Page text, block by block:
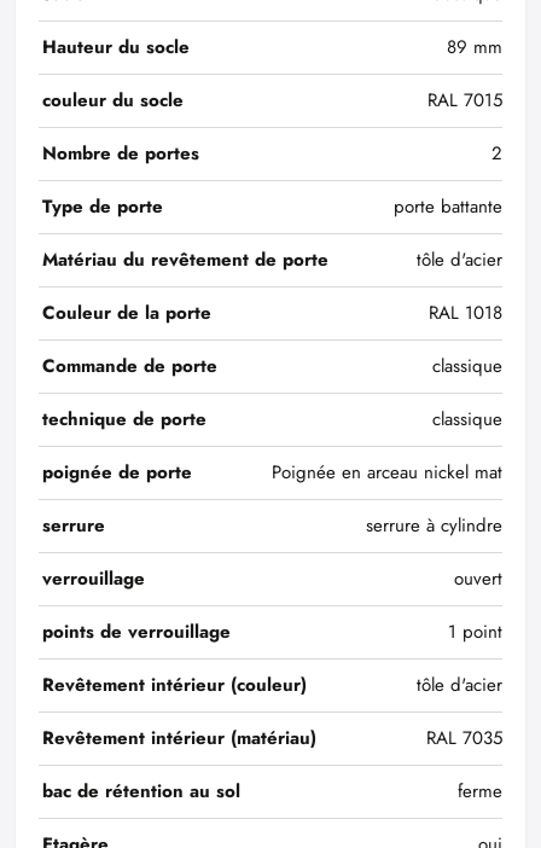
Hauteur du socle
89 mm
couleur du socle
RAL 7015
Nombre de portes
2
Type de porte
porte battante
Matériau du revêtement de porte
tôle d'acier
Couleur de la porte
RAL 1018
Commande de porte
classique
technique de porte
classique
poignée de porte
Poignée en arceau nickel mat
serrure
serrure à cylindre
verrouillage
ouvert
points de verrouillage
1 point
Revêtement intérieur (couleur)
tôle d'acier
Revêtement intérieur (matériau)
RAL 7035
bac de rétention au sol
ferme